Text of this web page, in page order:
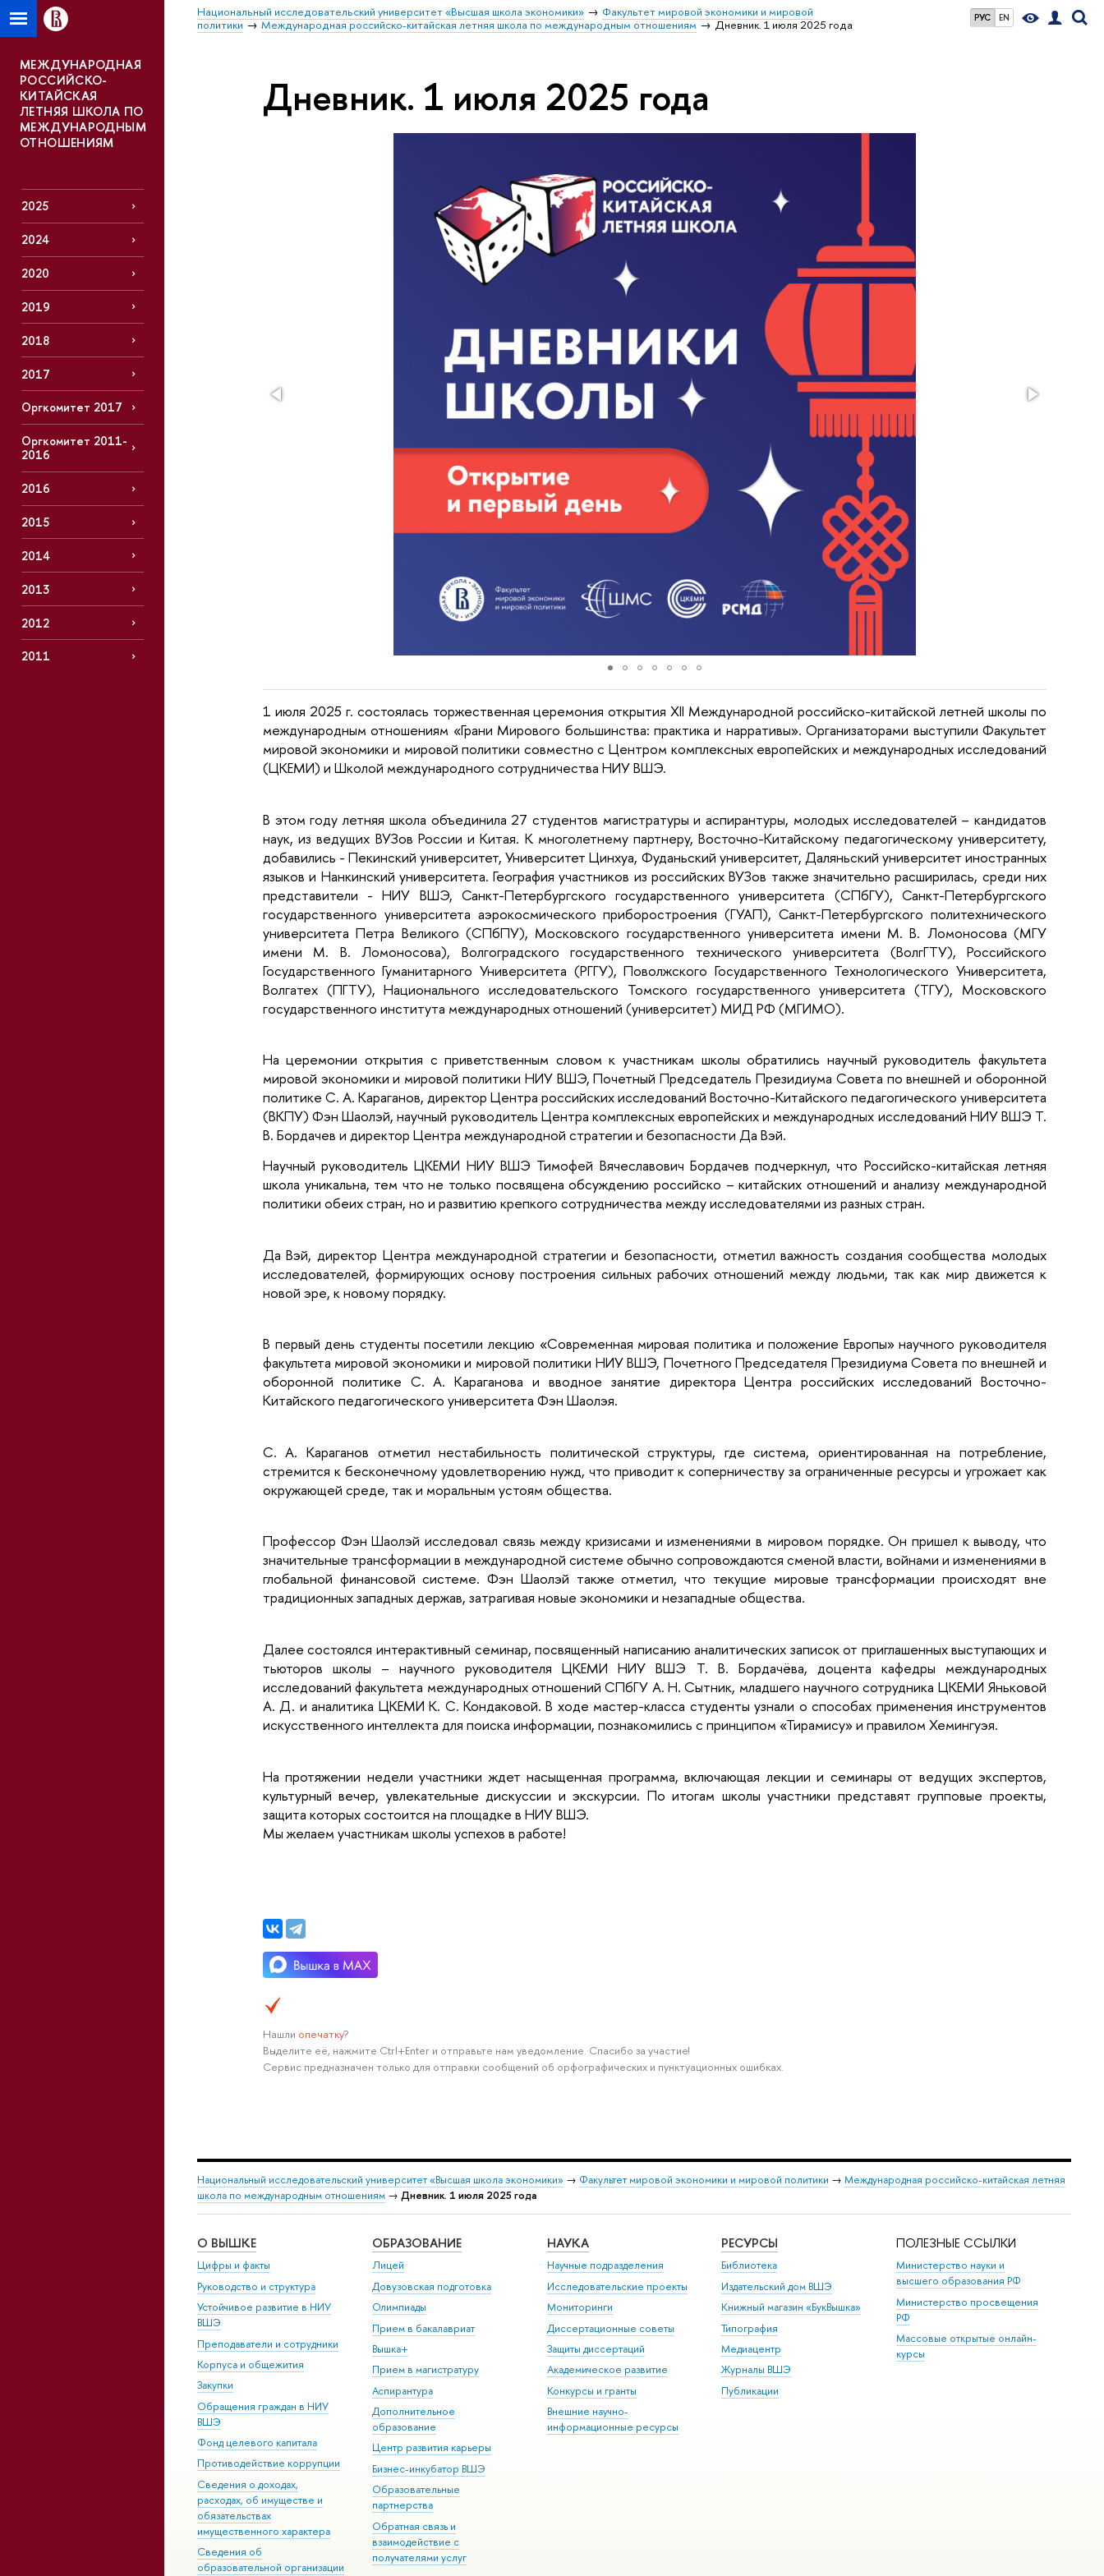
РУС EN
Национальный исследовательский университет «Высшая школа экономики»
Факультет мировой экономики и мировой
политики
Международная российско-китайская летняя школа по международным отношениям Дневник. 1 июля 2025 года
МЕЖДУНАРОДНАЯ
РОССИЙСКО-
КИТАЙСКАЯ
ЛЕТНЯЯ ШКОЛА ПО
МЕЖДУНАРОДНЫМ
ОТНОШЕНИЯМ
2025
2024
2020
2019
2018
2017
Оргкомитет 2017
Оргкомитет 2011-
2016
2016
2015
2014
2013
2012
2011
Дневник. 1 июля 2025 года
1 июля 2025 г. состоялась торжественная церемония открытия XII Международной российско-китайской летней школы по
международным отношениям «Грани Мирового большинства: практика и нарративы». Организаторами выступили Факультет
мировой экономики и мировой политики совместно с Центром комплексных европейских и международных исследований
(ЦКЕМИ) и Школой международного сотрудничества НИУ ВШЭ.
В этом году летняя школа объединила 27 студентов магистратуры и аспирантуры, молодых исследователей – кандидатов
наук, из ведущих ВУЗов России и Китая. К многолетнему партнеру, Восточно-Китайскому педагогическому университету,
добавились - Пекинский университет, Университет Цинхуа, Фуданьский университет, Даляньский университет иностранных
языков и Нанкинский университета. География участников из российских ВУЗов также значительно расширилась, среди них
представители - НИУ ВШЭ, Санкт-Петербургского государственного университета (СПбГУ), Санкт-Петербургского
государственного университета аэрокосмического приборостроения (ГУАП), Санкт-Петербургского политехнического
университета Петра Великого (СПбПУ), Московского государственного университета имени М. В. Ломоносова (МГУ
имени М. В. Ломоносова), Волгоградского государственного технического университета (ВолгГТУ), Российского
Государственного Гуманитарного Университета (РГГУ), Поволжского Государственного Технологического Университета,
Волгатех (ПГТУ), Национального исследовательского Томского государственного университета (ТГУ), Московского
государственного института международных отношений (университет) МИД РФ (МГИМО).
На церемонии открытия с приветственным словом к участникам школы обратились научный руководитель факультета
мировой экономики и мировой политики НИУ ВШЭ, Почетный Председатель Президиума Совета по внешней и оборонной
политике С. А. Караганов, директор Центра российских исследований Восточно-Китайского педагогического университета
(ВКПУ) Фэн Шаолэй, научный руководитель Центра комплексных европейских и международных исследований НИУ ВШЭ Т.
В. Бордачев и директор Центра международной стратегии и безопасности Да Вэй.
Научный руководитель ЦКЕМИ НИУ ВШЭ Тимофей Вячеславович Бордачев подчеркнул, что Российско-китайская летняя
школа уникальна, тем что не только посвящена обсуждению российско – китайских отношений и анализу международной
политики обеих стран, но и развитию крепкого сотрудничества между исследователями из разных стран.
Да Вэй, директор Центра международной стратегии и безопасности, отметил важность создания сообщества молодых
исследователей, формирующих основу построения сильных рабочих отношений между людьми, так как мир движется к
новой эре, к новому порядку.
В первый день студенты посетили лекцию «Современная мировая политика и положение Европы» научного руководителя
факультета мировой экономики и мировой политики НИУ ВШЭ, Почетного Председателя Президиума Совета по внешней и
оборонной политике С. А. Караганова и вводное занятие директора Центра российских исследований Восточно-
Китайского педагогического университета Фэн Шаолэя.
С. А. Караганов отметил нестабильность политической структуры, где система, ориентированная на потребление,
стремится к бесконечному удовлетворению нужд, что приводит к соперничеству за ограниченные ресурсы и угрожает как
окружающей среде, так и моральным устоям общества.
Профессор Фэн Шаолэй исследовал связь между кризисами и изменениями в мировом порядке. Он пришел к выводу, что
значительные трансформации в международной системе обычно сопровождаются сменой власти, войнами и изменениями в
глобальной финансовой системе. Фэн Шаолэй также отметил, что текущие мировые трансформации происходят вне
традиционных западных держав, затрагивая новые экономики и незападные общества.
Далее состоялся интерактивный семинар, посвященный написанию аналитических записок от приглашенных выступающих и
тьюторов школы – научного руководителя ЦКЕМИ НИУ ВШЭ Т. В. Бордачёва, доцента кафедры международных
исследований факультета международных отношений СПбГУ А. Н. Сытник, младшего научного сотрудника ЦКЕМИ Яньковой
А. Д. и аналитика ЦКЕМИ К. С. Кондаковой. В ходе мастер-класса студенты узнали о способах применения инструментов
искусственного интеллекта для поиска информации, познакомились с принципом «Тирамису» и правилом Хемингуэя.
На протяжении недели участники ждет насыщенная программа, включающая лекции и семинары от ведущих экспертов,
культурный вечер, увлекательные дискуссии и экскурсии. По итогам школы участники представят групповые проекты,
защита которых состоится на площадке в НИУ ВШЭ.
Мы желаем участникам школы успехов в работе!
Нашли опечатку?
Выделите её, нажмите Ctrl+Enter и отправьте нам уведомление. Спасибо за участие!
Сервис предназначен только для отправки сообщений об орфографических и пунктуационных ошибках.
Национальный исследовательский университет «Высшая школа экономики» → Факультет мировой экономики и мировой политики → Международная российско-китайская летняя
школа по международным отношениям → Дневник. 1 июля 2025 года
О ВЫШКЕ
Цифры и факты
Руководство и структура
Устойчивое развитие в НИУ
ВШЭ
Преподаватели и сотрудники
Корпуса и общежития
Закупки
Обращения граждан в НИУ
ВШЭ
Фонд целевого капитала
Противодействие коррупции
Сведения о доходах,
расходах, об имуществе и
обязательствах
имущественного характера
Сведения об
образовательной организации
ОБРАЗОВАНИЕ
Лицей
Довузовская подготовка
Олимпиады
Прием в бакалавриат
Вышка+
Прием в магистратуру
Аспирантура
Дополнительное
образование
Центр развития карьеры
Бизнес-инкубатор ВШЭ
Образовательные
партнерства
Обратная связь и
взаимодействие с
получателями услуг
НАУКА
Научные подразделения
Исследовательские проекты
Мониторинги
Диссертационные советы
Защиты диссертаций
Академическое развитие
Конкурсы и гранты
Внешние научно-
информационные ресурсы
РЕСУРСЫ
Библиотека
Издательский дом ВШЭ
Книжный магазин «БукВышка»
Типография
Медиацентр
Журналы ВШЭ
Публикации
ПОЛЕЗНЫЕ ССЫЛКИ
Министерство науки и
высшего образования РФ
Министерство просвещения
РФ
Массовые открытые онлайн-
курсы